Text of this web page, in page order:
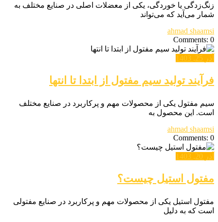
زنگ‌زدگی یا خوردگی، یکی از معضلات اصلی در صنایع مختلف به
شمار می‌آید که می‌تواند
ahmad shaamsi
Comments: 0
آذر 25, 1403
فرآیند تولید سیم مفتول از ابتدا تا انتها
سیم مفتول یکی از محصولات مهم و پرکاربرد در صنایع مختلف
است. این محصول به
ahmad shaamsi
Comments: 0
آذر 20, 1403
مفتول استیل چیست؟
مفتول استیل یکی از محصولات مهم و پرکاربرد در صنایع مفتولی
است که به دلیل